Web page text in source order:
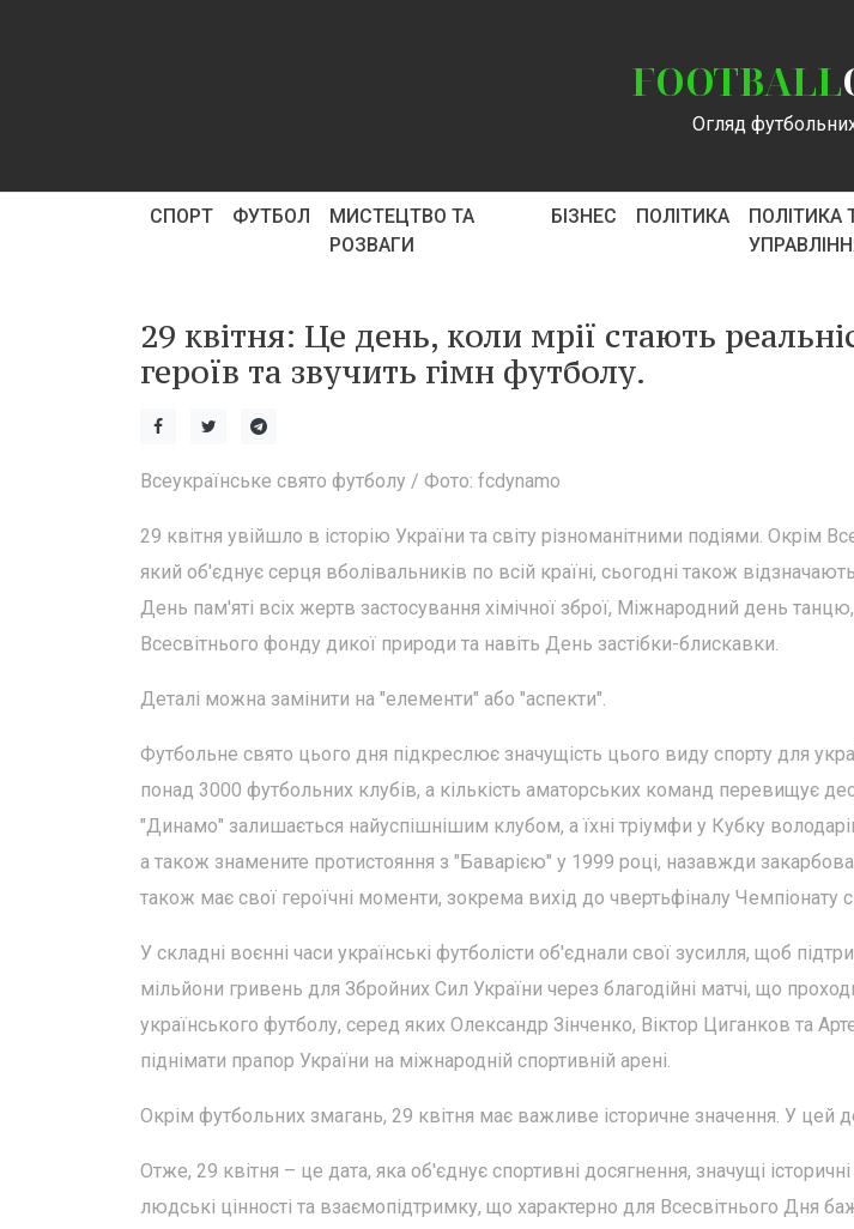
FOOTBALL
Огляд
СПОРТ ФУТБОЛ
МИСТЕЦТВО ТА
РОЗВАГИ
БІЗНЕС ПОЛІТИКА
ПОЛІТИКА
29 квітня: Це день, коли мрії стають
героїв та звучить гімн футболу.
Всеукраїнське свято футболу / Фото: fcdynamo
29 квітня увійшло в історію України та світу різноманітними подіями. Окрім
який об'єднує серця вболівальників по всій країні, сьогодні також
День пам'яті всіх жертв застосування хімічної зброї, Міжнародний день
Всесвітнього фонду дикої природи та навіть День застібки-блискавки.
Деталі можна замінити на "елементи" або "аспекти".
Футбольне свято цього дня підкреслює значущість цього виду спорту для
понад 3000 футбольних клубів, а кількість аматорських команд перевищує
"Динамо" залишається найуспішнішим клубом, а їхні тріумфи у Кубку
а також знамените протистояння з "Баварією" у 1999 році, назавжди
також має свої героїчні моменти, зокрема вихід до чвертьфіналу Чемпіонату
У складні воєнні часи українські футболісти об'єднали свої зусилля, щоб
мільйони гривень для Збройних Сил України через благодійні матчі, що
українського футболу, серед яких Олександр Зінченко, Віктор Циганков та
піднімати прапор України на міжнародній спортивній арені.
Окрім футбольних змагань, 29 квітня має важливе історичне значення. У цей
Отже, 29 квітня – це дата, яка об'єднує спортивні досягнення, значущі
людські цінності та взаємопідтримку, що характерно для Всесвітнього Дня